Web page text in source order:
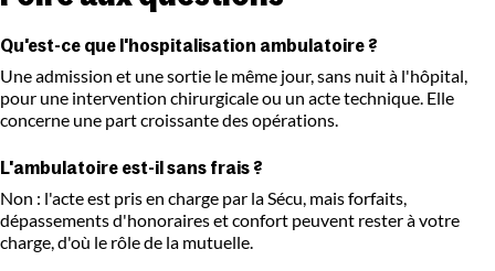
Qu'est-ce que l'hospitalisation ambulatoire ?
Une admission et une sortie le même jour, sans nuit à l'hôpital,
pour une intervention chirurgicale ou un acte technique. Elle
concerne une part croissante des opérations.
L'ambulatoire est-il sans frais ?
Non : l'acte est pris en charge par la Sécu, mais forfaits,
dépassements d'honoraires et confort peuvent rester à votre
charge, d'où le rôle de la mutuelle.